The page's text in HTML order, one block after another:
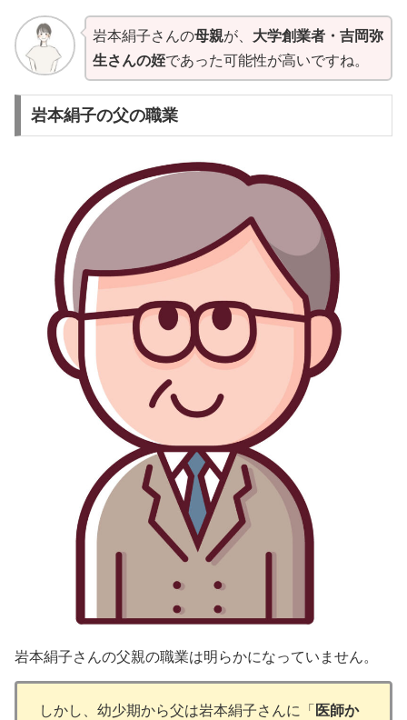
岩本絹子さんの母親が、 大学創業者・吉岡弥
生さんの姪であった可能性が高いですね。
岩本絹子の父の職業
岩本絹子さんの父親の職業は明らかになっていません。
しかし、幼少期から父は岩本絹子さんに「 医師か